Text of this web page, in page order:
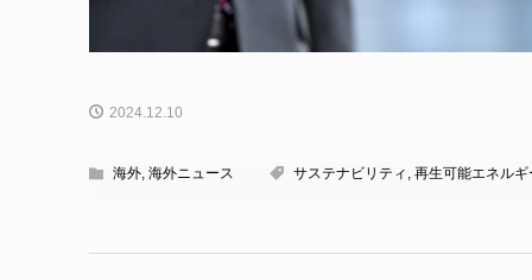
2024.12.10
海外, 海外ニュース サステナビリティ , 再生可能エネルギ